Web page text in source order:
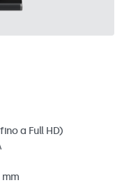
a Full HD)
mm